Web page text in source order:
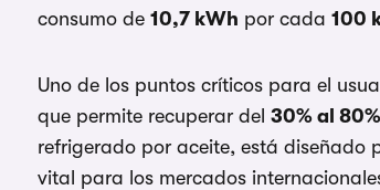
consumo de 10,7 kWh por cada 100
Uno de los puntos críticos para el
que permite recuperar del 30% al 80%
refrigerado por aceite, está diseñado
vital para los mercados